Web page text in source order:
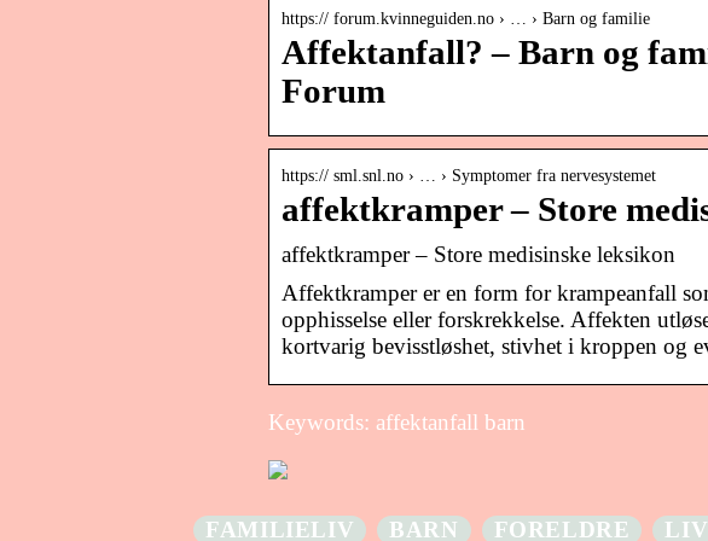
https:// forum.kvinneguiden.no › … › Barn og familie
Affektanfall? – Barn og
Forum
https:// sml.snl.no › … › Symptomer fra nervesystemet
affektkramper – Store
affektkramper – Store medisinske leksikon
Affektkramper er en form for krampeanfall
opphisselse eller forskrekkelse. Affekten
kortvarig bevisstløshet, stivhet i kroppen og
Keywords: affektanfall barn
FAMILIELIV BARN FORELDRE